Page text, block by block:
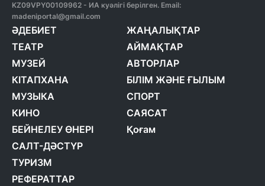
KZ09VPY00109962 - ИА куәлігі берілген. Email:
madeniportal@gmail.com
ӘДЕБИЕТ
ТЕАТР
МУЗЕЙ
КІТАПХАНА
МУЗЫКА
КИНО
БЕЙНЕЛЕУ ӨНЕРІ
САЛТ-ДӘСТҮР
ТУРИЗМ
РЕФЕРАТТАР
ЖАҢАЛЫҚТАР
АЙМАҚТАР
АВТОРЛАР
БІЛІМ ЖӘНЕ ҒЫЛЫМ
СПОРТ
САЯСАТ
Қоғам